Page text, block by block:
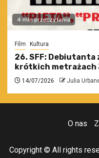
4 min przeczytania
Film Kultura
26. SFF: Debiutanta
krótkich metrażach
14/07/2026 Julia
O nas
Copyright © All rights